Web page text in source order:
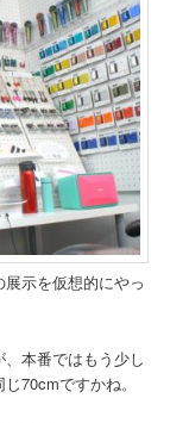
示を仮想的にやっ
本番ではもう少し
70cmですかね。